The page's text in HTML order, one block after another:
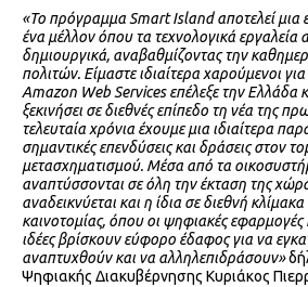
«Το πρόγραμμα Smart Islandαποτελεί μια
ένα μέλλον όπου τα τεχνολογικά εργαλεία
δημιουργικά, αναβαθμίζοντας την
πολιτών. Είμαστε ιδιαίτερα χαρούμενοι
Amazon Web Servicesεπέλεξε την Ελλάδα
ξεκινήσει σε διεθνές επίπεδο τη νέα της
τελευταία χρόνια έχουμε μια ιδιαίτερα
σημαντικές επενδύσεις και δράσεις στον
μετασχηματισμού. Μέσα από τα
αναπτύσσονται σε όλη την έκταση της
αναδεικνύεται και η ίδια σε διεθνή
καινοτομίας, όπου οι ψηφιακές
ιδέες βρίσκουν εύφορο έδαφος για να
αναπτυχθούν και να αλληλεπιδράσουν»
Ψηφιακής Διακυβέρνησης Κυριάκος